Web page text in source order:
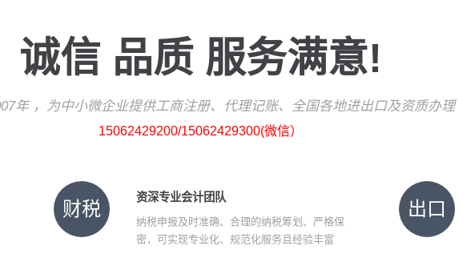
诚信 品质 服务满意!
年 ，为中小微企业提供工商注册、代理记账、 全国各地进出口及资质办理
15062429200/15062429300(微信）
财税
资深专业会计团队
纳税申报及时准确、合理的纳税筹划、严格保
密，可实现专业化、规范化服务且经验丰富
出口